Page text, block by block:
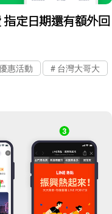
指定日期還有額外回
惠活動
台灣大哥大